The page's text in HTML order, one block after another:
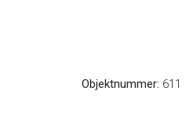
Objektnummer: 611